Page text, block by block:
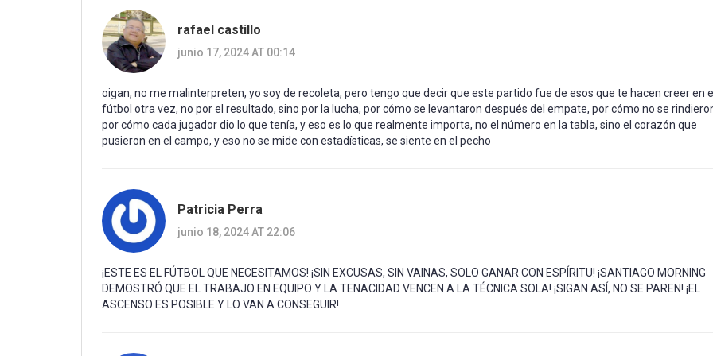
rafael castillo
junio 17, 2024 AT 00:14
oigan, no me malinterpreten, yo soy de recoleta, pero tengo que decir que este partido fue de esos que te hacen creer en
fútbol otra vez, no por el resultado, sino por la lucha, por cómo se levantaron después del empate, por cómo no se
por cómo cada jugador dio lo que tenía, y eso es lo que realmente importa, no el número en la tabla, sino el corazón que
pusieron en el campo, y eso no se mide con estadísticas, se siente en el pecho
Patricia Perra
junio 18, 2024 AT 22:06
¡ESTE ES EL FÚTBOL QUE NECESITAMOS! ¡SIN EXCUSAS, SIN VAINAS, SOLO GANAR CON ESPÍRITU! ¡SANTIAGO MORNING
DEMOSTRÓ QUE EL TRABAJO EN EQUIPO Y LA TENACIDAD VENCEN A LA TÉCNICA SOLA! ¡SIGAN ASÍ, NO SE PAREN! ¡EL
ASCENSO ES POSIBLE Y LO VAN A CONSEGUIR!